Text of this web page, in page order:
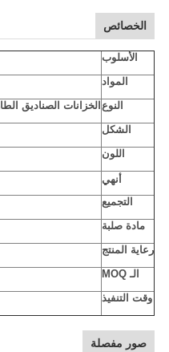
الخصائص
الأسلوب
المواد
النوع الخزانات الصناديق
الشكل
اللون
أنهي
التجميع
مادة صلبة
رعاية المنتج
الـ MOQ
وقت التنفيذ
صور مفصلة